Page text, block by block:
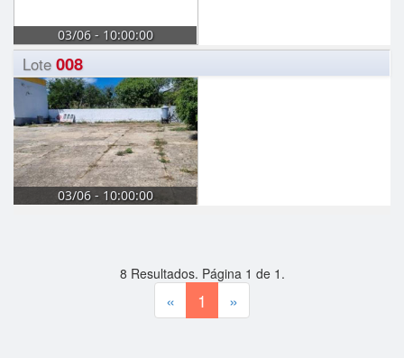
03/06 - 10:00:00
Lote 008
03/06 - 10:00:00
8 Resultados. Página 1 de 1 .
« 1 »